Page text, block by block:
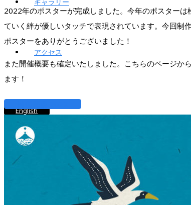
アクセス
English
2022年のポスターが完成しました。今年のポスターは
ていく絆が優しいタッチで表現されています。 今回制
ポスターをありがとうございました！
また開催概要も確定いたしました。こちらのページか
ます！